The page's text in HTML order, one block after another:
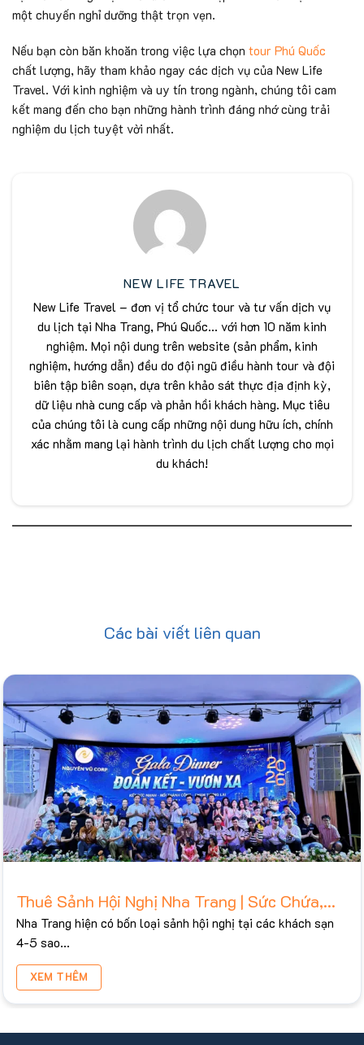
một chuyến nghỉ dưỡng thật trọn vẹn.
Nếu bạn còn băn khoăn trong việc lựa chọn tour Phú Quốc
chất lượng, hãy tham khảo ngay các dịch vụ của New Life
Travel. Với kinh nghiệm và uy tín trong ngành, chúng tôi cam
kết mang đến cho bạn những hành trình đáng nhớ cùng trải
nghiệm du lịch tuyệt vời nhất.
NEW LIFE TRAVEL
New Life Travel – đơn vị tổ chức tour và tư vấn dịch vụ
du lịch tại Nha Trang, Phú Quốc... với hơn 10 năm kinh
nghiệm. Mọi nội dung trên website (sản phẩm, kinh
nghiệm, hướng dẫn) đều do đội ngũ điều hành tour và đội
biên tập biên soạn, dựa trên khảo sát thực địa định kỳ,
dữ liệu nhà cung cấp và phản hồi khách hàng. Mục tiêu
của chúng tôi là cung cấp những nội dung hữu ích, chính
xác nhằm mang lại hành trình du lịch chất lượng cho mọi
du khách!
Các bài viết liên quan
Thuê Sảnh Hội Nghị Nha Trang | Sức Chứa,
Bảng Giá Tham Khảo 2026
Nha Trang hiện có bốn loại sảnh hội nghị tại các khách sạn
4-5 sao...
XEM THÊM